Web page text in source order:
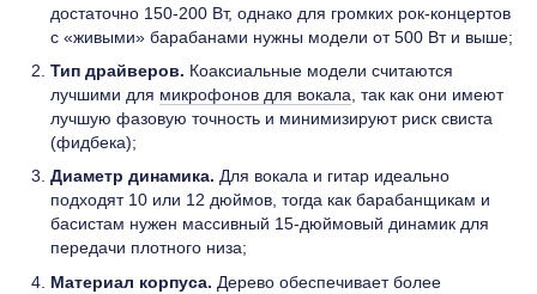
достаточно 150-200 Вт, однако для громких рок-концертов
с «живыми» барабанами нужны модели от 500 Вт и выше;
Тип драйверов. Коаксиальные модели считаются
лучшими для микрофонов для вокала , так как они имеют
лучшую фазовую точность и минимизируют риск свиста
(фидбека);
Диаметр динамика. Для вокала и гитар идеально
подходят 10 или 12 дюймов, тогда как барабанщикам и
басистам нужен массивный 15-дюймовый динамик для
передачи плотного низа;
Материал корпуса. Дерево обеспечивает более